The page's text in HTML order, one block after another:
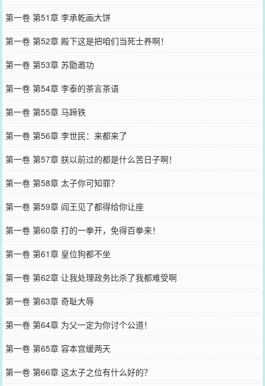
第一卷 第51章 李承乾画大饼
第一卷 第52章 殿下这是把咱们当死士养啊！
第一卷 第53章 苏勖邀功
第一卷 第54章 李泰的茶言茶语
第一卷 第55章 马蹄铁
第一卷 第56章 李世民：来都来了
第一卷 第57章 朕以前过的都是什么苦日子啊！
第一卷 第58章 太子你可知罪？
第一卷 第59章 阎王见了都得给你让座
第一卷 第60章 打的一拳开，免得百拳来！
第一卷 第61章 皇位狗都不坐
第一卷 第62章 让我处理政务比杀了我都难受啊
第一卷 第63章 奇耻大辱
第一卷 第64章 为父一定为你讨个公道！
第一卷 第65章 容本宫缓两天
第一卷 第66章 这太子之位有什么好的？